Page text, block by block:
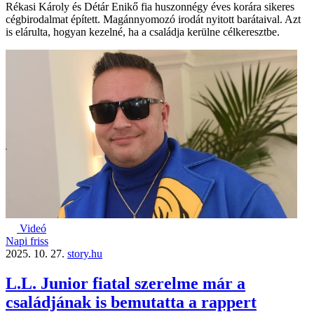
Rékasi Károly és Détár Enikő fia huszonnégy éves korára sikeres
cégbirodalmat épített. Magánnyomozó irodát nyitott barátaival. Azt
is elárulta, hogyan kezelné, ha a családja kerülne célkeresztbe.
Videó
Napi friss
2025. 10. 27. story.hu
L.L. Junior fiatal szerelme már a
családjának is bemutatta a rappert